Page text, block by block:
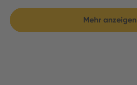
Mehr anzeigen